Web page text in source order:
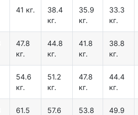
41 кг.
38.4
кг.
35.9
кг.
33.3
кг.
47.8
кг.
44.8
кг.
41.8
кг.
38.8
кг.
54.6
кг.
51.2
кг.
47.8
кг.
44.4
кг.
61.5
57.6
53.8
49.9